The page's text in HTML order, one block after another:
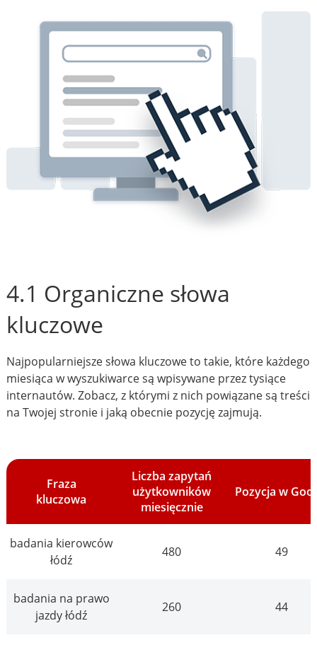
4.1 Organiczne słowa
kluczowe
Najpopularniejsze słowa kluczowe to takie, które każdego
miesiąca w wyszukiwarce są wpisywane przez tysiące
internautów. Zobacz, z którymi z nich powiązane są treści
na Twojej stronie i jaką obecnie pozycję zajmują.
Fraza
kluczowa
Liczba zapytań
użytkowników
miesięcznie
Pozycja w
badania kierowców
łódź
480 49
badania na prawo
jazdy łódź
260 44